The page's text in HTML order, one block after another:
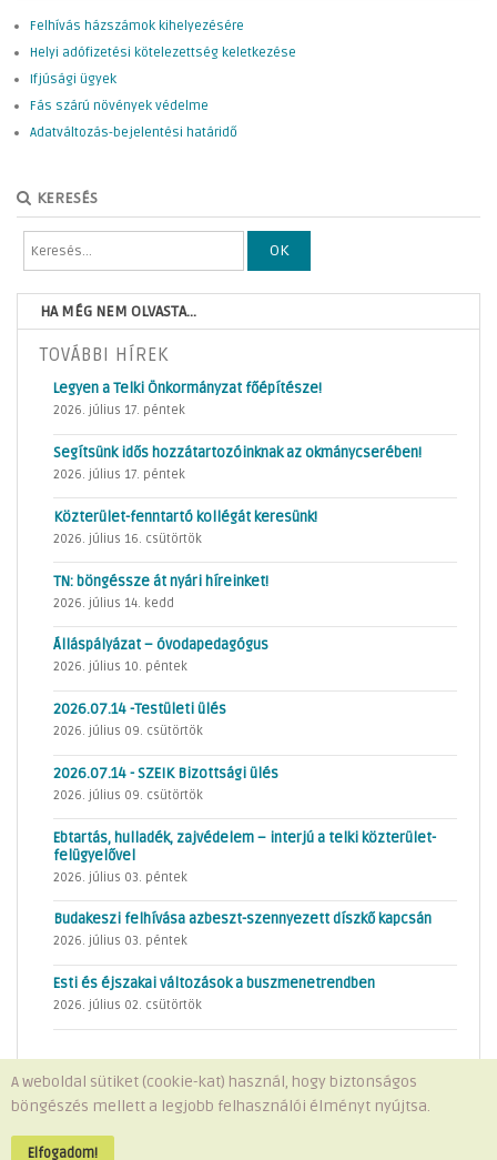
Felhívás házszámok kihelyezésére
Helyi adófizetési kötelezettség keletkezése
Ifjúsági ügyek
Fás szárú növények védelme
Adatváltozás-bejelentési határidő
KERESÉS
OK
HA MÉG NEM OLVASTA...
TOVÁBBI HÍREK
Legyen a Telki Önkormányzat főépítésze!
2026. július 17. péntek
Segítsünk idős hozzátartozóinknak az okmánycserében!
2026. július 17. péntek
Közterület-fenntartó kollégát keresünk!
2026. július 16. csütörtök
TN: böngéssze át nyári híreinket!
2026. július 14. kedd
Álláspályázat – óvodapedagógus
2026. július 10. péntek
2026.07.14 -Testületi ülés
2026. július 09. csütörtök
2026.07.14 - SZEIK Bizottsági ülés
2026. július 09. csütörtök
Ebtartás, hulladék, zajvédelem – interjú a telki közterület-
felügyelővel
2026. július 03. péntek
Budakeszi felhívása azbeszt-szennyezett díszkő kapcsán
2026. július 03. péntek
Esti és éjszakai változások a buszmenetrendben
2026. július 02. csütörtök
Minden jog fenntartva © 2026 Telki Község Önkormányzata
A weboldal sütiket (cookie-kat) használ, hogy biztonságos
böngészés mellett a legjobb felhasználói élményt nyújtsa.
Elfogadom!